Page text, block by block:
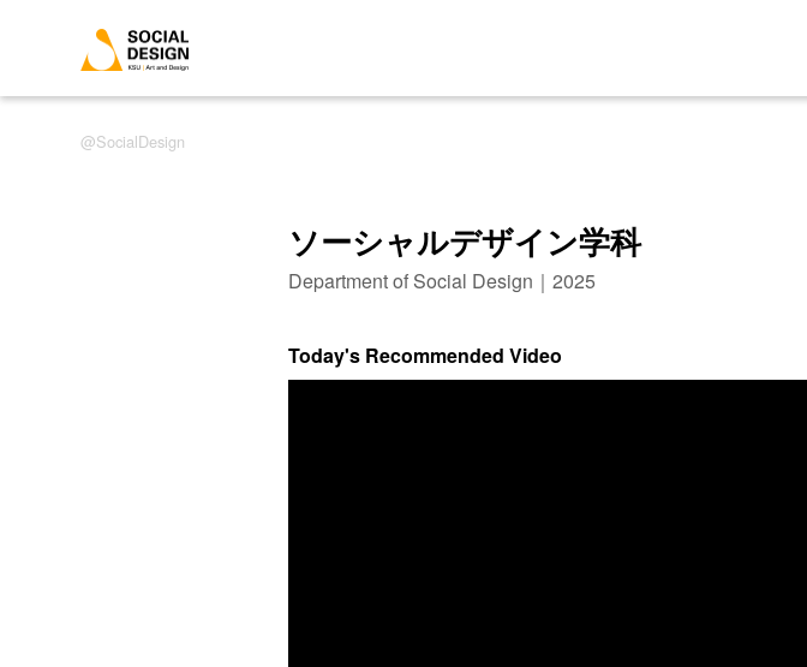
SocialDesign
ソーシャルデザイン学科
Department of Social Design｜2025
Today's Recommended Video